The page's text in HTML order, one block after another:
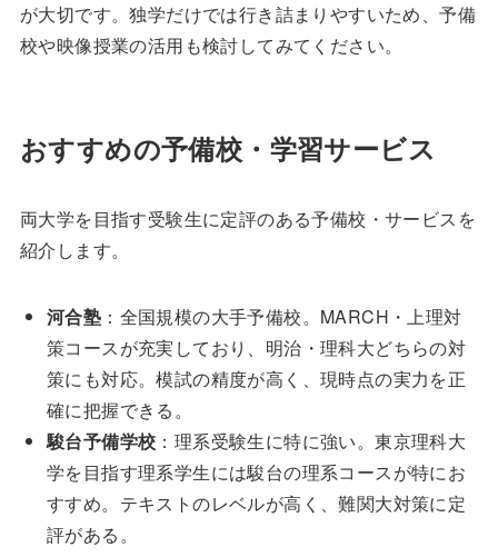
が大切です。独学だけでは行き詰まりやすいため、予備
校や映像授業の活用も検討してみてください。
おすすめの予備校・学習サービス
両大学を目指す受験生に定評のある予備校・サービスを
紹介します。
河合塾 ：全国規模の大手予備校。MARCH・上理対
策コースが充実しており、明治・理科大どちらの対
策にも対応。模試の精度が高く、現時点の実力を正
確に把握できる。
駿台予備学校 ：理系受験生に特に強い。東京理科大
学を目指す理系学生には駿台の理系コースが特にお
すすめ。テキストのレベルが高く、難関大対策に定
評がある。